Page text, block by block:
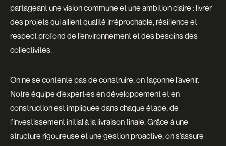
partageant une vision commune et une ambition claire : livrer
des projets qui allient qualité irréprochable, résilience et
respect profond de l’environnement et des besoins des
collectivités.
On ne se contente pas de construire, on façonne l’avenir.
Notre équipe d’expert·es en développement et en
construction est impliquée dans chaque étape, de
l’investissement initial à la livraison finale. Grâce à une
structure rigoureuse et une gestion proactive, on s’assure